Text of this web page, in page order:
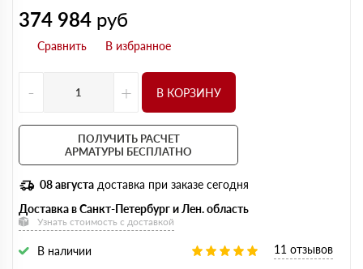
374 984 руб
- + В КОРЗИНУ
ПОЛУЧИТЬ РАСЧЕТ
АРМАТУРЫ БЕСПЛАТНО
08 августа доставка при заказе сегодня
Доставка в Санкт-Петербург и Лен. область
Узнать стоимость с доставкой
В наличии 11 отзывов